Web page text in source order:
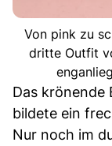
Von pink zu
dritte Outfit
Das krönende
bildete ein
Nur noch im